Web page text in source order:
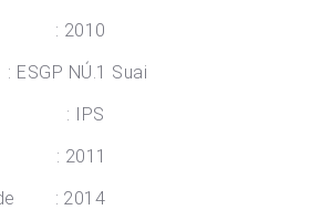
: 2010
NÚ.1 Suai
: IPS
: 2011
: 2014